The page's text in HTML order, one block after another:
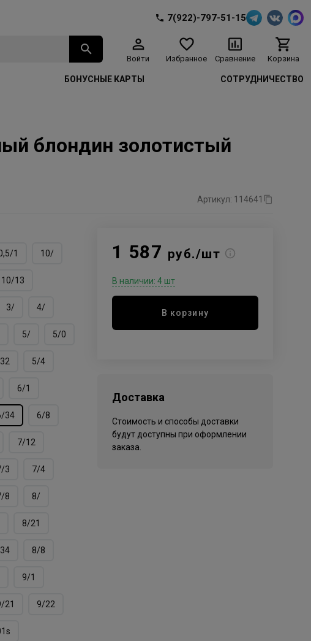
7(922)-797-51-15
Войти Избранное Сравнение Корзина
БОНУСНЫЕ КАРТЫ СОТРУДНИЧЕСТВО
блондин золотистый
Артикул: 114641
1 10/
10/13
3/ 4/
5/ 5/0
5/4
6/1
34 6/8
7/12
3 7/4
8 8/
8/21
8/8
9/1
21 9/22
1 587 руб./шт
В наличии: 4 шт
В корзину
Доставка
Стоимость и способы доставки
будут доступны при оформлении
заказа.